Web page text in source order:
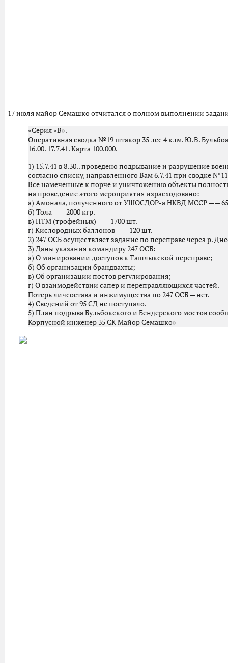
17 июля майор Семашко отчитался о полном выполнении
«Серия «В».
Оперативная сводка №19 штакор 35 лес 4 клм. Ю.В.
16.00. 17.7.41. Карта 100.000.
1) 15.7.41 в 8.30.. проведено подрывание и разрушение
согласно списку, направленного Вам 6.7.41 при сводке
Все намеченные к порче и уничтожению объекты
на проведение этого мероприятия израсходовано:
а) Амонала, полученного от УШОСДОР-а НКВД МССР ——
б) Тола —— 2000 кгр.
в) ПТМ (трофейных) —— 1700 шт.
г) Кислородных баллонов —— 120 шт.
2) 247 ОСБ осуществляет задание по переправе через р.
3) Даны указания командиру 247 ОСБ:
а) О минировании доступов к Ташлыкской переправе;
б) Об организации брандвахты;
в) Об организации постов регулирования;
г) О взаимодействии сапер и переправляющихся частей.
Потерь личсостава и инжимущества по 247 ОСБ — нет.
4) Сведений от 95 СД не поступало.
5) План подрыва Бульбокского и Бендерского мостов
Корпусной инженер 35 СК Майор Семашко»